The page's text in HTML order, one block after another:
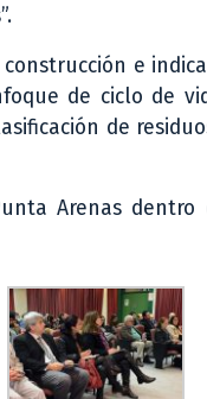
e
de ciclo de
de
Arenas dentro